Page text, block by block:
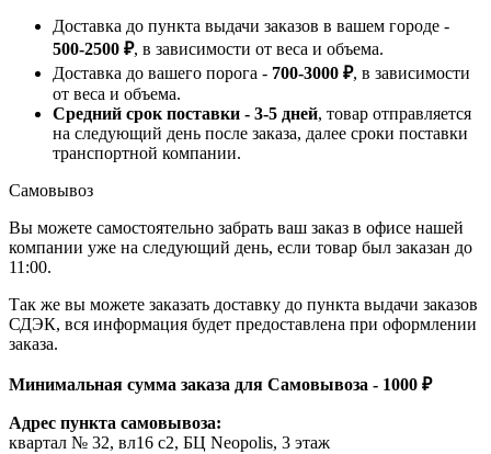
Доставка до пункта выдачи заказов в вашем городе -
500-2500 ₽, в зависимости от веса и объема.
Доставка до вашего порога - 700-3000 ₽, в зависимости
от веса и объема.
Средний срок поставки - 3-5 дней, товар отправляется
на следующий день после заказа, далее сроки поставки
транспортной компании.
Самовывоз
Вы можете самостоятельно забрать ваш заказ в офисе нашей
компании уже на следующий день, если товар был заказан до
11:00.
Так же вы можете заказать доставку до пункта выдачи заказов
СДЭК, вся информация будет предоставлена при оформлении
заказа.
Минимальная сумма заказа для Самовывоза - 1000 ₽
Адрес пункта самовывоза:
квартал № 32, вл16 с2, БЦ Neopolis, 3 этаж